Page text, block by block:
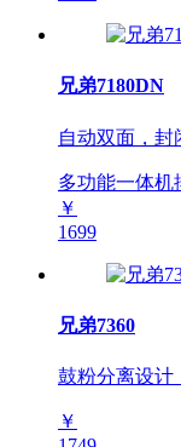
兄弟7180DN
自动双面，封
多功能一体机
￥
1699
兄弟7360
鼓粉分离设计
￥